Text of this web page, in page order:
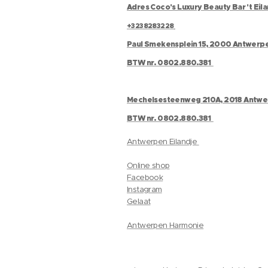
Adres Coco's Luxury Beauty Bar 't
+3238283228
Paul Smekensplein 15, 2000
BTW nr. 0802.880.381
Mechelsesteenweg 210A, 2018
BTW nr. 0802.880.381
Antwerpen Eilandje
Online shop
Facebook
Instagram
Gelaat
Antwerpen Harmonie